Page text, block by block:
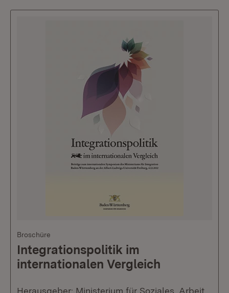
Broschüre
Integrationspolitik im
internationalen Vergleich
Herausgeber: Ministerium für Soziales, Arbeit